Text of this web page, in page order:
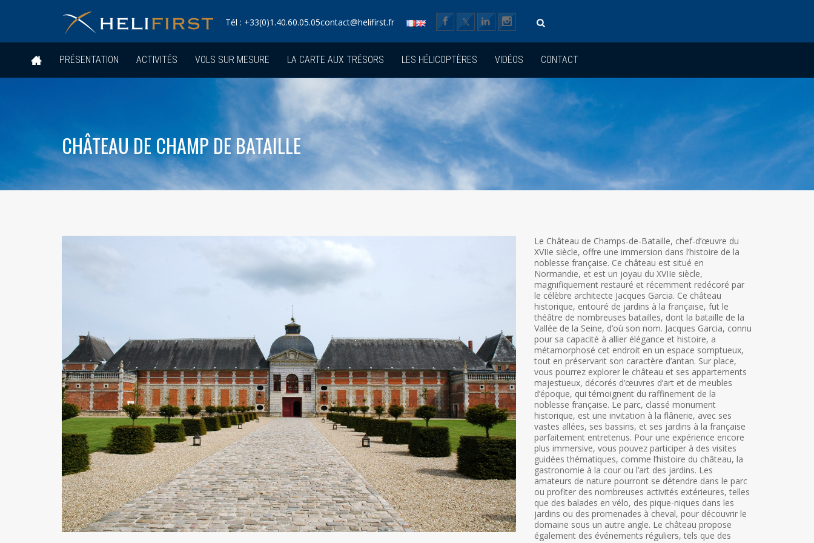
Tél : +33(0)1.40.60.05.05contact@helifirst.fr
PRÉSENTATION ACTIVITÉS VOLS SUR MESURE LA CARTE AUX TRÉSORS LES HÉLICOPTÈRES VIDÉOS CONTACT
CHÂTEAU DE CHAMP DE BATAILLE
Le Château de Champs-de-Bataille, chef-d’œuvre du
XVIIe siècle, offre une immersion dans l’histoire de la
noblesse française. Ce château est situé en
Normandie, et est un joyau du XVIIe siècle,
magnifiquement restauré et récemment redécoré par
le célèbre architecte Jacques Garcia. Ce château
historique, entouré de jardins à la française, fut le
théâtre de nombreuses batailles, dont la bataille de la
Vallée de la Seine, d’où son nom. Jacques Garcia, connu
pour sa capacité à allier élégance et histoire, a
métamorphosé cet endroit en un espace somptueux,
tout en préservant son caractère d’antan. Sur place,
vous pourrez explorer le château et ses appartements
majestueux, décorés d’œuvres d’art et de meubles
d’époque, qui témoignent du raffinement de la
noblesse française. Le parc, classé monument
historique, est une invitation à la flânerie, avec ses
vastes allées, ses bassins, et ses jardins à la française
parfaitement entretenus. Pour une expérience encore
plus immersive, vous pouvez participer à des visites
guidées thématiques, comme l’histoire du château, la
gastronomie à la cour ou l’art des jardins. Les
amateurs de nature pourront se détendre dans le parc
ou profiter des nombreuses activités extérieures, telles
que des balades en vélo, des pique-niques dans les
jardins ou des promenades à cheval, pour découvrir le
domaine sous un autre angle. Le château propose
également des événements réguliers, tels que des